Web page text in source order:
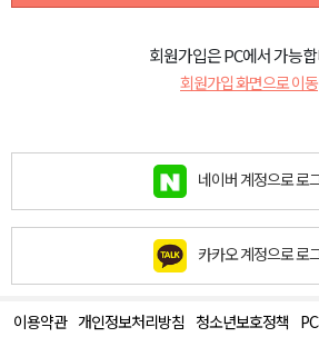
회원가입은 PC에서 가능
회원가입 화면으로 이동
네이버 계정으로 로
카카오 계정으로 로
이용약관 개인정보처리방침 청소년보호정책